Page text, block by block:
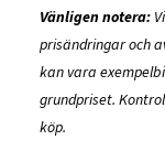
Vänligen notera:
prisändringar och
kan vara
grundpriset.
köp.